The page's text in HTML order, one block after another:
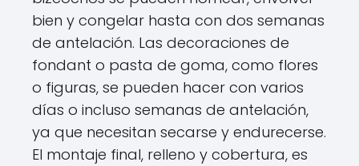
bien y congelar hasta con dos semanas
de antelación. Las decoraciones de
fondant o pasta de goma, como flores
o figuras, se pueden hacer con varios
días o incluso semanas de antelación,
ya que necesitan secarse y endurecerse.
El montaje final, relleno y cobertura, es